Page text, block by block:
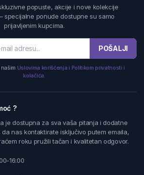
popuste, akcije i nove kolekcije
specijalne ponude dostupne su samo
prijavljenim kupcima.
POŠALJI
Uslovima korišćenja i Politikom privatnosti i
kolačića.
?
je dostupna za sva vaša pitanja i dodatne
nas kontaktirate isključivo putem emaila,
roku pružili tačan i kvalitetan odgovor.
16:00